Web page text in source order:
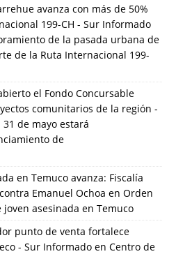
avanza con más de 50%
199-CH - Sur Informado
de la pasada urbana de
de la Ruta Internacional 199-
el Fondo Concursable
comunitarios de la región -
31 de mayo estará
de
en Temuco avanza: Fiscalía
Emanuel Ochoa en Orden
asesinada en Temuco
punto de venta fortalece
- Sur Informado en Centro de